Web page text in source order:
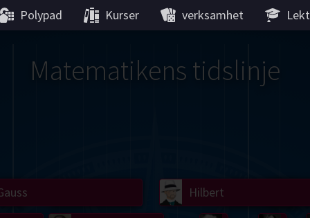
Polypad Kurser verksamhet
Matematikens tidslinje
Hilbert
Lobachevsky